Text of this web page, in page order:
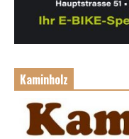
Kaminholz